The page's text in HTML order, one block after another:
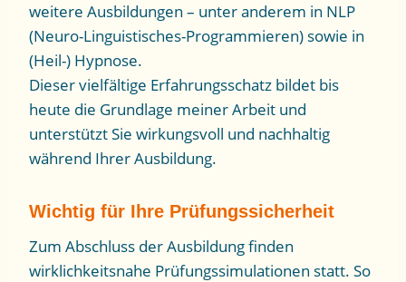
weitere Ausbildungen – unter anderem in NLP
(Neuro-Linguistisches-Programmieren) sowie in
(Heil-) Hypnose.
Dieser vielfältige Erfahrungsschatz bildet bis
heute die Grundlage meiner Arbeit und
unterstützt Sie wirkungsvoll und nachhaltig
während Ihrer Ausbildung.
Wichtig für Ihre Prüfungssicherheit
Zum Abschluss der Ausbildung finden
wirklichkeitsnahe Prüfungssimulationen statt. So